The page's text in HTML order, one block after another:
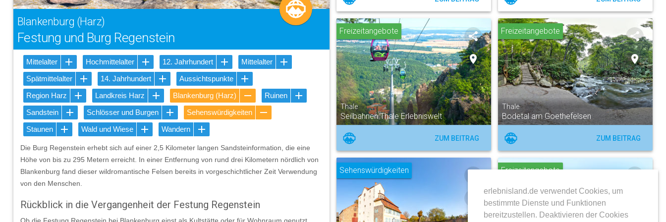
erlebnisland.de verwendet Cookies, um
bestimmte Dienste und Funktionen
bereitzustellen. Deaktivieren der Cookies
Blankenburg (Harz)
Festung und Burg Regenstein
Mittelalter Hochmittelalter 12. Jahrhundert
Mittelalter
Spätmittelalter
14. Jahrhundert
Aussichtspunkte
Region Harz
Landkreis Harz Blankenburg (Harz)
Ruinen
Sandstein
Schlösser und Burgen
Sehenswürdigkeiten
Staunen
Wald und Wiese Wandern
Die Burg Regenstein erhebt sich auf einer 2,5 Kilometer langen Sandsteinformation, die eine
Höhe von bis zu 295 Metern erreicht. In einer Entfernung von rund drei Kilometern nördlich von
Blankenburg fand dieser wildromantische Felsen bereits in vorgeschichtlicher Zeit Verwendung
von den Menschen.
Rückblick in die Vergangenheit der Festung Regenstein
Thale
Seilbahnen Thale Erlebniswelt
Freizeitangebote
share
place
ZUM BEITRAG
Thale
Bodetal am Goethefelsen
Freizeitangebote
share
place
ZUM BEITRAG
Sehenswürdigkeiten Freizeitangebote